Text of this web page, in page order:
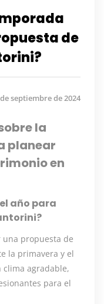
de
septiembre de 2024
la
planear
en
año para
propuesta de
la primavera y el
clima agradable,
para el